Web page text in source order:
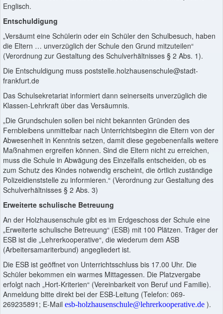
Englisch.
Entschuldigung
„Versäumt eine Schülerin oder ein Schüler den Schulbesuch, haben
die Eltern … unverzüglich der Schule den Grund mitzuteilen“
(Verordnung zur Gestaltung des Schulverhältnisses § 2 Abs. 1).
Die Entschuldigung muss poststelle.holzhausenschule@stadt-
frankfurt.de
Das Schulsekretariat informiert dann seinerseits unverzüglich die
Klassen-Lehrkraft über das Versäumnis.
„Die Grundschulen sollen bei nicht bekannten Gründen des
Fernbleibens unmittelbar nach Unterrichtsbeginn die Eltern von der
Abwesenheit in Kenntnis setzen, damit diese gegebenenfalls weitere
Maßnahmen ergreifen können. Sind die Eltern nicht zu erreichen,
muss die Schule in Abwägung des Einzelfalls entscheiden, ob es
zum Schutz des Kindes notwendig erscheint, die örtlich zuständige
Polizeidienststelle zu informieren.“ (Verordnung zur Gestaltung des
Schulverhältnisses § 2 Abs. 3)
Erweiterte schulische Betreuung
An der Holzhausenschule gibt es im Erdgeschoss der Schule eine
„Erweiterte schulische Betreuung“ (ESB) mit 100 Plätzen. Träger der
ESB ist die „Lehrerkooperative“, die wiederum dem ASB
(Arbeitersamariterbund) angegliedert ist.
Die ESB ist geöffnet von Unterrichtsschluss bis 17.00 Uhr. Die
Schüler bekommen ein warmes Mittagessen. Die Platzvergabe
erfolgt nach „Hort-Kriterien“ (Vereinbarkeit von Beruf und Familie).
Anmeldung bitte direkt bei der ESB-Leitung (Telefon: 069-
269235891; E-Mail esb-holzhausenschule@lehrerkooperative.de ).